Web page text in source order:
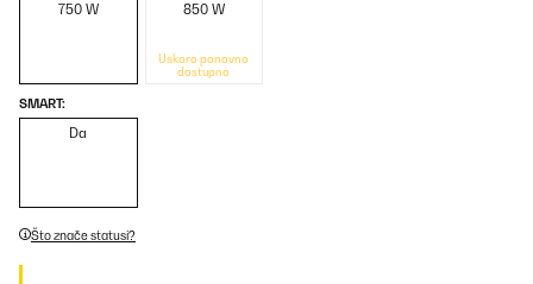
750 W 850 W
Uskoro ponovno
dostupno
SMART:
Da
Što znače statusi?